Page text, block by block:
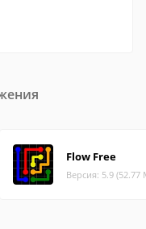
Flow Free
Версия: 5.9 (52.77